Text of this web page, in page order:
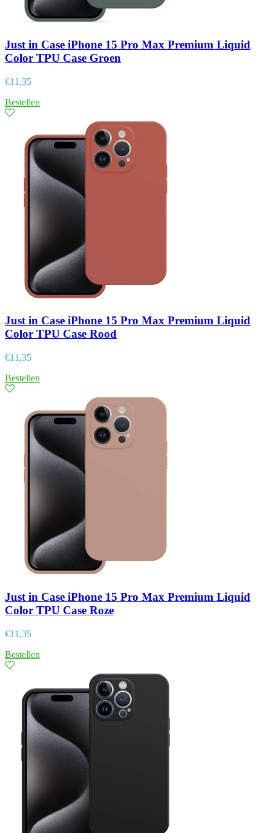
Just in Case iPhone 15 Pro Max Premium Liquid
Color TPU Case Groen
€11,35
Bestellen
Just in Case iPhone 15 Pro Max Premium Liquid
Color TPU Case Rood
€11,35
Bestellen
Just in Case iPhone 15 Pro Max Premium Liquid
Color TPU Case Roze
€11,35
Bestellen